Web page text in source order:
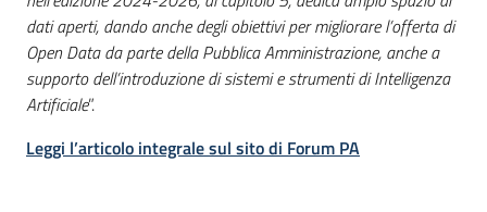
dati aperti, dando anche degli obiettivi per migliorare l’offerta di
Open Data da parte della Pubblica Amministrazione, anche a
supporto dell’introduzione di sistemi e strumenti di Intelligenza
Artificiale”.
Leggi l’articolo integrale sul sito di Forum PA